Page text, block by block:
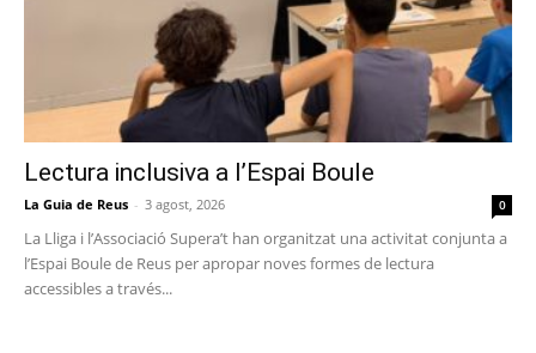
Lectura inclusiva a l’Espai Boule
La Guia de Reus - 3 agost, 2026 0
La Lliga i l’Associació Supera’t han organitzat una activitat conjunta a
l’Espai Boule de Reus per apropar noves formes de lectura
accessibles a través...